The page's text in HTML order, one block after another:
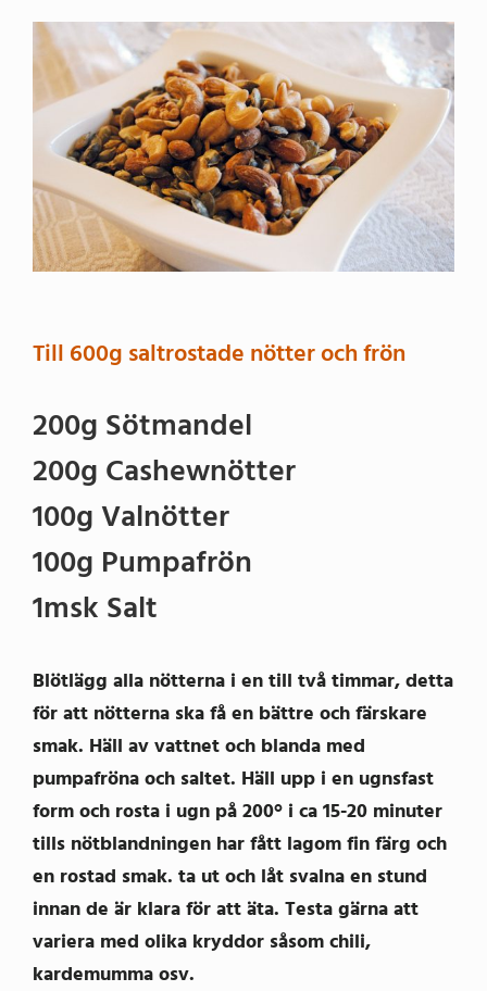
Till 600g saltrostade nötter och frön
200g Sötmandel
200g Cashewnötter
100g Valnötter
100g Pumpafrön
1msk Salt
Blötlägg alla nötterna i en till två timmar, detta
för att nötterna ska få en bättre och färskare
smak. Häll av vattnet och blanda med
pumpafröna och saltet. Häll upp i en ugnsfast
form och rosta i ugn på 200° i ca 15-20 minuter
tills nötblandningen har fått lagom fin färg och
en rostad smak. ta ut och låt svalna en stund
innan de är klara för att äta. Testa gärna att
variera med olika kryddor såsom chili,
kardemumma osv.